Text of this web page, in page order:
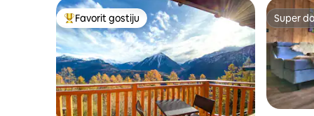
Glavni favorit gostiju
Favorit gostiju Super
Super